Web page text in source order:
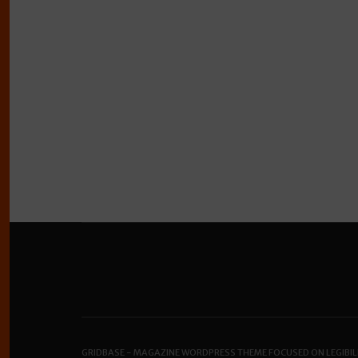
GRIDBASE - MAGAZINE WORDPRESS THEME FOCUSED ON